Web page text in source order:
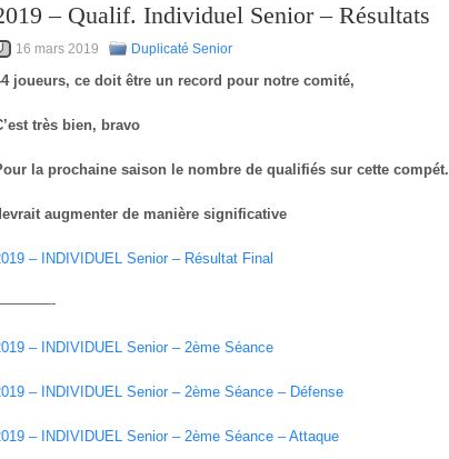
– Qualif. Individuel Senior – Résultats
16 mars 2019 Duplicaté Senior
joueurs, ce doit être un record pour notre comité,
très bien, bravo
la prochaine saison le nombre de qualifiés sur cette compét.
augmenter de manière significative
– INDIVIDUEL Senior – Résultat Final
– INDIVIDUEL Senior – 2ème Séance
– INDIVIDUEL Senior – 2ème Séance – Défense
– INDIVIDUEL Senior – 2ème Séance – Attaque